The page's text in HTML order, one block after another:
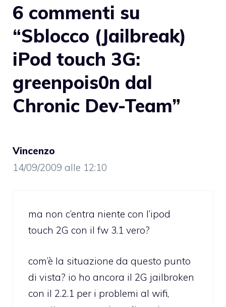
6 commenti su
“Sblocco (Jailbreak)
iPod touch 3G:
greenpois0n dal
Chronic Dev-Team”
Vincenzo
14/09/2009 alle 12:10
ma non c’entra niente con l’ipod
touch 2G con il fw 3.1 vero?
com’è la situazione da questo punto
di vista? io ho ancora il 2G jailbroken
con il 2.2.1 per i problemi al wifi,